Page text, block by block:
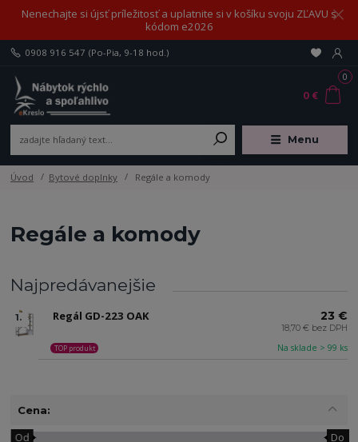
Nenechajte si újsť príležitosť a uplatnite si v košíku svoju ZĽAVU s
kódom e2026
Menu
0908 916 547 (Po-Pia, 9-18 hod.)
0
0 €
Úvod Bytové doplnky Regále a komody
Regále a komody
Najpredávanejšie
1. Regál GD-223 OAK
Na sklade > 99 ks
TOP produkt
23 €
18,70 € bez DPH
Cena:
Od Do